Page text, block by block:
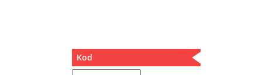
Separatör
Kod